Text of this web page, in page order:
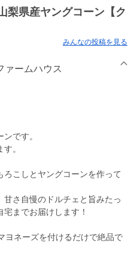
梨県産ヤングコーン【ク
みんなの投稿を見る
ァームハウス
です。
。
こしとヤングコーンを作って
さ自慢のドルチェと旨みたっ
までお届けします！
ヨネーズを付けるだけで絶品で